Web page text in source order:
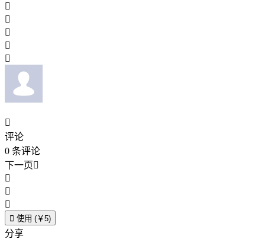






评论
0 条评论
下一页



 使用 (￥5)
分享